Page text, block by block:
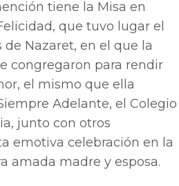
tiene la Misa en
que tuvo lugar el
de Nazaret, en el que la
congregaron para rendir
el mismo que ella
Adelante, el Colegio
junto con otros
emotiva celebración en la
amada madre y esposa.